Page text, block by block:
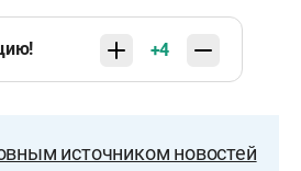
+4
источником новостей